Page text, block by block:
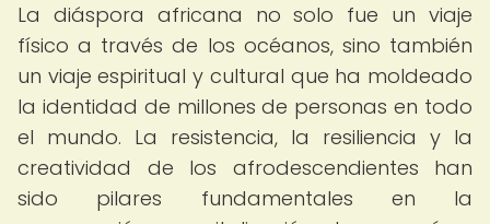
La diáspora africana no solo fue un viaje
físico a través de los océanos, sino también
un viaje espiritual y cultural que ha moldeado
la identidad de millones de personas en todo
el mundo. La resistencia, la resiliencia y la
creatividad de los afrodescendientes han
sido pilares fundamentales en la